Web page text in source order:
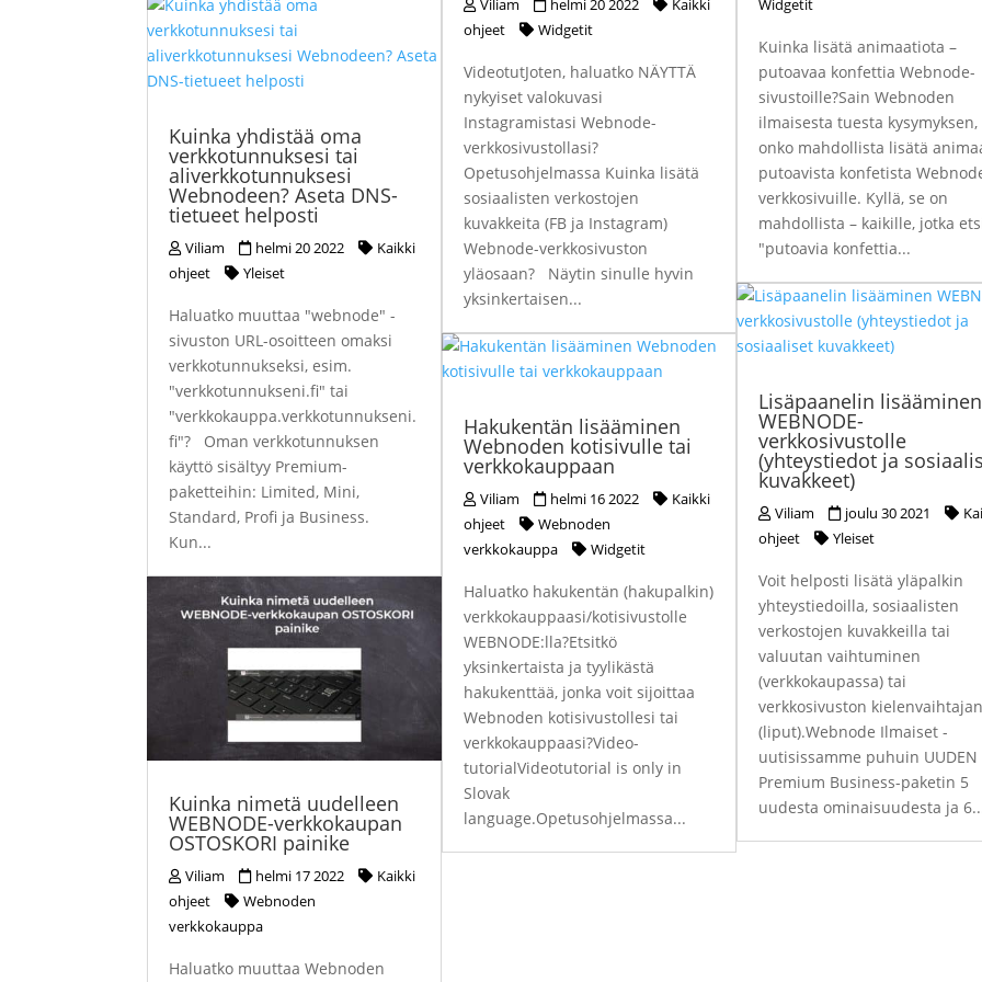
Kuinka yhdistää oma
verkkotunnuksesi tai
aliverkkotunnuksesi
Webnodeen? Aseta DNS-
tietueet helposti
Viliam helmi 20 2022
Kaikki
ohjeet
Yleiset
Haluatko muuttaa "webnode" -
sivuston URL-osoitteen omaksi
verkkotunnukseksi, esim.
"verkkotunnukseni.fi" tai
"verkkokauppa.verkkotunnukseni.
fi"? Oman verkkotunnuksen
käyttö sisältyy Premium-
paketteihin: Limited, Mini,
Standard, Profi ja Business.
Kun...
Kuinka nimetä uudelleen
WEBNODE-verkkokaupan
OSTOSKORI painike
Viliam helmi 17 2022
Kaikki
ohjeet
Webnoden
verkkokauppa
Haluatko muuttaa Webnoden
Viliam helmi 20 2022
Kaikki
ohjeet
Widgetit
VideotutJoten, haluatko NÄYTTÄ
nykyiset valokuvasi
Instagramistasi Webnode-
verkkosivustollasi?
Opetusohjelmassa Kuinka lisätä
sosiaalisten verkostojen
kuvakkeita (FB ja Instagram)
Webnode-verkkosivuston
yläosaan? Näytin sinulle hyvin
yksinkertaisen...
Hakukentän lisääminen
Webnoden kotisivulle tai
verkkokauppaan
Viliam helmi 16 2022
Kaikki
ohjeet
Webnoden
verkkokauppa
Widgetit
Haluatko hakukentän (hakupalkin)
verkkokauppaasi/kotisivustolle
WEBNODE:lla?Etsitkö
yksinkertaista ja tyylikästä
hakukenttää, jonka voit sijoittaa
Webnoden kotisivustollesi tai
verkkokauppaasi?Video-
tutorialVideotutorial is only in
Slovak
language.Opetusohjelmassa...
Widgetit
Kuinka lisätä animaatiota –
putoavaa konfettia Webnode-
sivustoille?Sain Webnoden
ilmaisesta tuesta kysymyksen,
onko mahdollista lisätä
putoavista konfetista
verkkosivuille. Kyllä, se on
mahdollista – kaikille, jotka
"putoavia konfettia...
Lisäpaanelin lisääminen
WEBNODE-
verkkosivustolle
(yhteystiedot ja
kuvakkeet)
Viliam joulu 30 2021
ohjeet
Yleiset
Voit helposti lisätä yläpalkin
yhteystiedoilla, sosiaalisten
verkostojen kuvakkeilla tai
valuutan vaihtuminen
(verkkokaupassa) tai
verkkosivuston kielenvaihtajan
(liput).Webnode Ilmaiset -
uutisissamme puhuin UUDEN
Premium Business-paketin 5
uudesta ominaisuudesta ja